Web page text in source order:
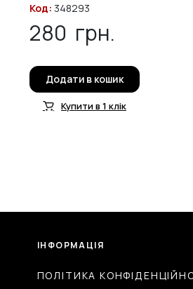
Код: 348293
280 грн.
Додати в кошик
Купити в 1 клік
ІНФОРМАЦІЯ
ПОЛІТИКА